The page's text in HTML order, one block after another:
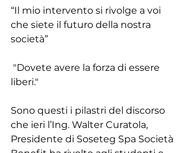
“Il mio intervento si rivolge a voi
che siete il futuro della nostra
società”
liberi."
Sono questi i pilastri del discorso
che ieri l’Ing. Walter Curatola,
Presidente di Soseteg Spa Società